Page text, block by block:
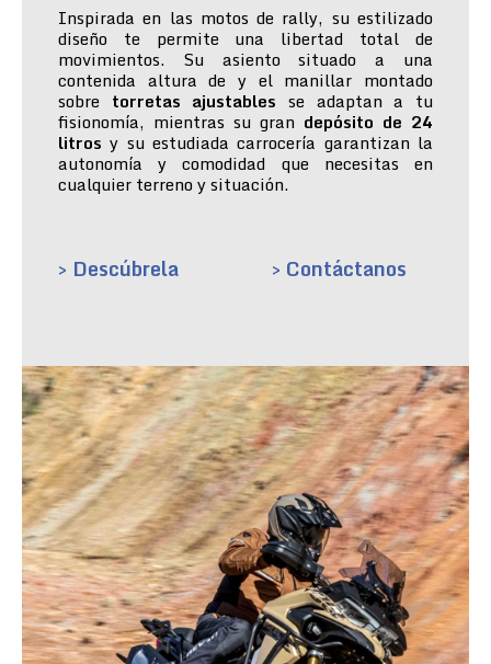
Inspirada en las motos de rally, su estilizado
diseño te permite una libertad total de
movimientos. Su asiento situado a una
contenida altura de y el manillar montado
sobre torretas ajustables se adaptan a tu
fisionomía, mientras su gran depósito de 24
litros y su estudiada carrocería garantizan la
autonomía y comodidad que necesitas en
cualquier terreno y situación.
> Descúbrela > Contáctanos